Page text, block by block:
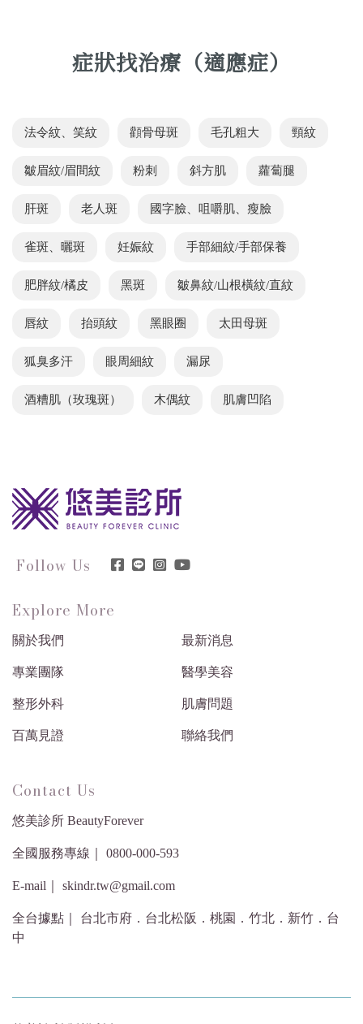
症狀找治療（適應症）
法令紋、笑紋 顴骨母斑 毛孔粗大 頸紋
皺眉紋/眉間紋 粉刺 斜方肌 蘿蔔腿
肝斑 老人斑 國字臉、咀嚼肌、瘦臉
雀斑、曬斑 妊娠紋 手部細紋/手部保養
肥胖紋/橘皮 黑斑 皺鼻紋/山根橫紋/直紋
唇紋 抬頭紋 黑眼圈 太田母斑
狐臭多汗 眼周細紋 漏尿
酒糟肌（玫瑰斑） 木偶紋 肌膚凹陷
Follow Us
Explore More
關於我們 最新消息
專業團隊 醫學美容
整形外科 肌膚問題
百萬見證 聯絡我們
Contact Us
悠美診所 BeautyForever
全國服務專線｜ 0800-000-593
E-mail｜ skindr.tw@gmail.com
全台據點｜ 台北市府．台北松阪．桃園．竹北．新竹．台
中